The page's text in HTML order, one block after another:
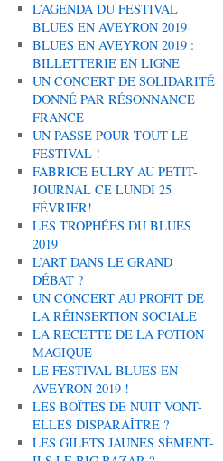
L’AGENDA DU FESTIVAL
BLUES EN AVEYRON 2019
BLUES EN AVEYRON 2019 :
BILLETTERIE EN LIGNE
UN CONCERT DE SOLIDARITÉ
DONNÉ PAR RÉSONNANCE
FRANCE
UN PASSE POUR TOUT LE
FESTIVAL !
FABRICE EULRY AU PETIT-
JOURNAL CE LUNDI 25
FÉVRIER!
LES TROPHÉES DU BLUES
2019
L’ART DANS LE GRAND
DÉBAT ?
UN CONCERT AU PROFIT DE
LA RÉINSERTION SOCIALE
LA RECETTE DE LA POTION
MAGIQUE
LE FESTIVAL BLUES EN
AVEYRON 2019 !
LES BOÎTES DE NUIT VONT-
ELLES DISPARAÎTRE ?
LES GILETS JAUNES SÈMENT-